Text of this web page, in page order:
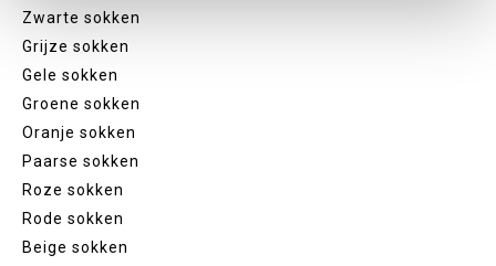
Zwarte sokken
Grijze sokken
Gele sokken
Groene sokken
Oranje sokken
Paarse sokken
Roze sokken
Rode sokken
Beige sokken